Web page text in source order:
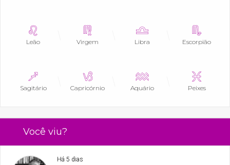
Leão Virgem Libra Escorpião
Sagitário Capricórnio Aquário Peixes
Você viu?
Há 5 dias